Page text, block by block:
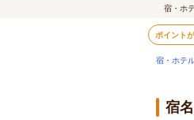
宿・ホ
ポイント
宿・ホテ
宿